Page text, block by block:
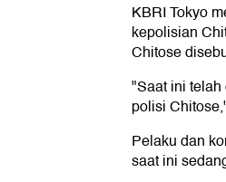
KBRI Tokyo
kepolisian
Chitose
"Saat ini
polisi
Pelaku dan
saat ini